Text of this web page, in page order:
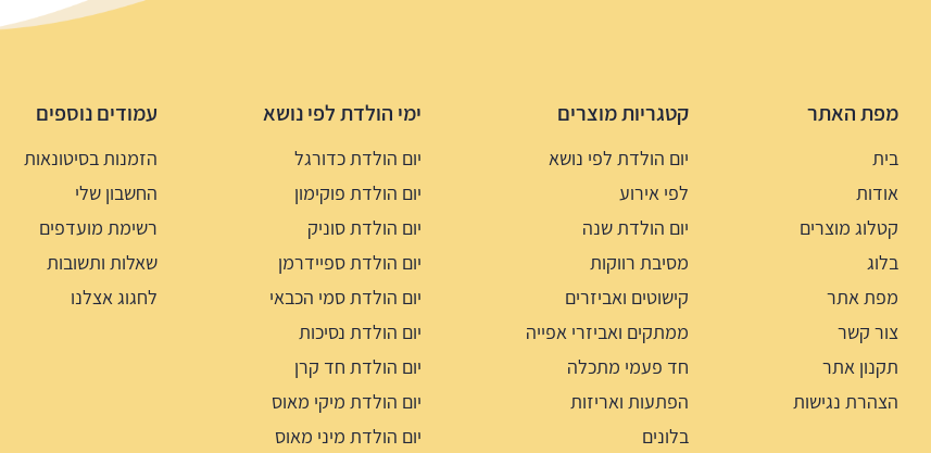
מפת האתר
בית
אודות
קטלוג מוצרים
בלוג
מפת אתר
צור קשר
תקנון אתר
הצהרת נגישות
קטגריות מוצרים
יום הולדת לפי נושא
לפי אירוע
יום הולדת שנה
מסיבת רווקות
קישוטים ואביזרים
ממתקים ואביזרי אפייה
חד פעמי מתכלה
הפתעות ואריזות
בלונים
ימי הולדת לפי נושא
יום הולדת כדורגל
יום הולדת פוקימון
יום הולדת סוניק
יום הולדת ספיידרמן
יום הולדת סמי הכבאי
יום הולדת נסיכות
יום הולדת חד קרן
יום הולדת מיקי מאוס
יום הולדת מיני מאוס
עמודים נוספים
הזמנות בסיטונאות
החשבון שלי
רשימת מועדפים
שאלות ותשובות
לחגוג אצלנו